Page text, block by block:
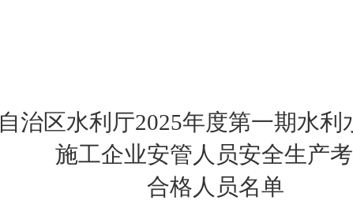
自治区水利厅2025年度第一期水利
施工企业安管人员安全生产
合格人员名单